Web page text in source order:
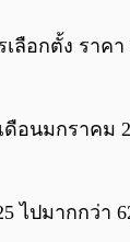
ลือกตั้ง ราคา
อนมกราคม
ไปมากกว่า